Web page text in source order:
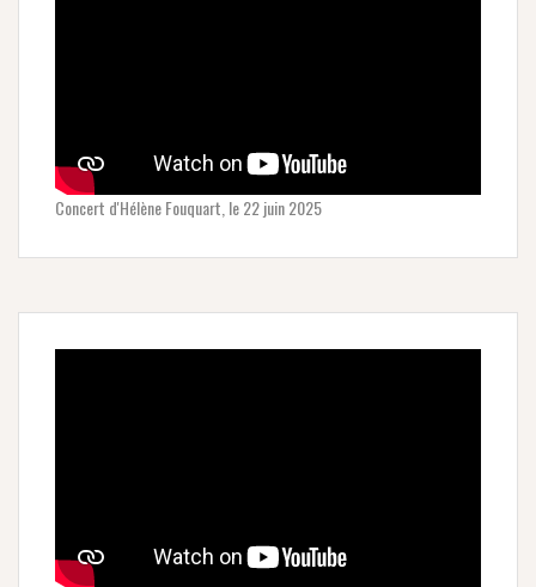
Concert d'Hélène Fouquart, le 22 juin 2025